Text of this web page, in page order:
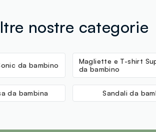
nostre categorie
da bambino
Magliette e T-shirt
da bambino
da bambina Sandali da